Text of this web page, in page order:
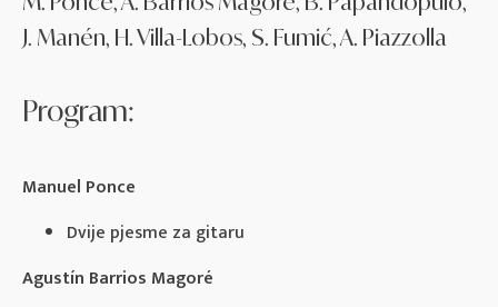
J. Manén, H. Villa-Lobos, S. Fumić, A. Piazzolla
Program:
Manuel Ponce
Dvije pjesme za gitaru
Agustín Barrios Magoré